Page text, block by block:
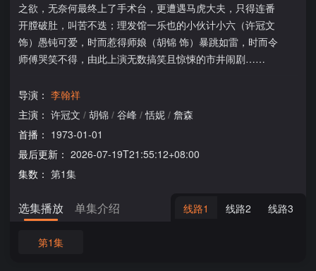
之欲，无奈何最终上了手术台，更遭遇马虎大夫，只得连番
开膛破肚，叫苦不迭；理发馆一乐也的小伙计小六（许冠文
饰）愚钝可爱，时而惹得师娘（胡锦 饰）暴跳如雷，时而令
师傅哭笑不得，由此上演无数搞笑且惊悚的市井闹剧……
导演： 李翰祥
主演： 许冠文 / 胡锦 / 谷峰 / 恬妮 / 詹森
首播： 1973-01-01
最后更新： 2026-07-19T21:55:12+08:00
集数： 第1集
选集播放 单集介绍 线路1 线路2 线路3
第1集